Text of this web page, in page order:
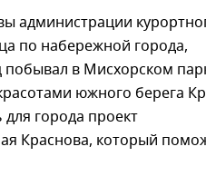
администрации
по набережной города,
побывал в Мисхорском
южного берега
для города проект
Краснова, который